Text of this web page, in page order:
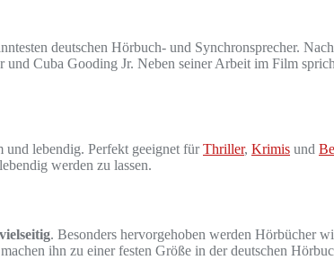
deutschen Hörbuch- und Synchronsprecher.
und Cuba Gooding Jr. Neben seiner Arbeit im Film
und lebendig. Perfekt geeignet fürThriller, Krimis und
werden zu lassen.
. Besonders hervorgehoben werden Hörbücher
ihn zu einer festen Größe in der deutschen